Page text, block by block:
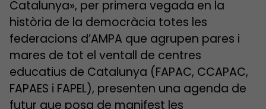
Catalunya», per primera vegada en la
història de la democràcia totes les
federacions d’AMPA que agrupen pares i
mares de tot el ventall de centres
educatius de Catalunya (FAPAC, CCAPAC,
FAPAES i FAPEL), presenten una agenda de
futur que posa de manifest les